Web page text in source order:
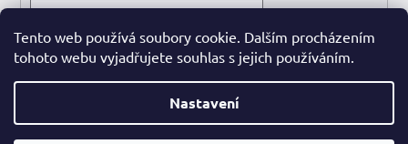
Tento web používá soubory cookie. Dalším procházením
tohoto webu vyjadřujete souhlas s jejich používáním.
Nastavení
PŘIHLÁSIT SE